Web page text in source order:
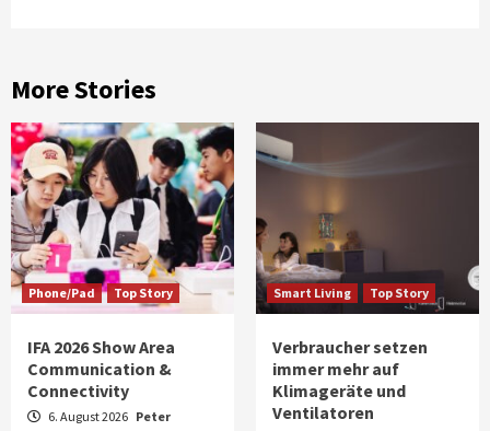
More Stories
Phone/Pad Top Story
IFA 2026 Show Area
Communication &
Connectivity
6. August 2026 Peter
Smart Living Top Story
Verbraucher setzen
immer mehr auf
Klimageräte und
Ventilatoren